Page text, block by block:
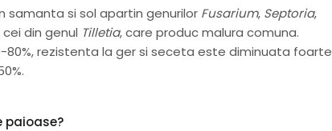
si sol apartin genurilor Fusarium, Septoria,
din genul Tilletia, care produc malura comuna.
rezistenta la ger si seceta este diminuata foarte
paioase?